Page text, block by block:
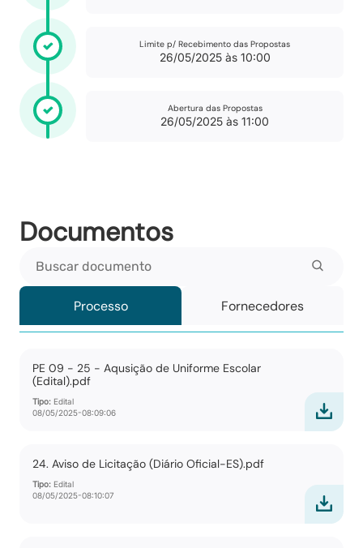
Limite p/ Recebimento das Propostas
26/05/2025 às 10:00
Abertura das Propostas
26/05/2025 às 11:00
Documentos
Processo Fornecedores
PE 09 - 25 - Aqusição de Uniforme Escolar
(Edital).pdf
Tipo: Edital
08/05/2025-08:09:06
24. Aviso de Licitação (Diário Oficial-ES).pdf
Tipo: Edital
08/05/2025-08:10:07